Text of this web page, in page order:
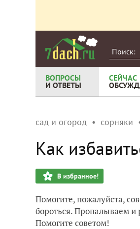
ВОПРОСЫ
И ОТВЕТЫ
СЕЙЧАС
сад и огород сорняки
Как
В избранное!
Помогите, пожалуйста,
бороться. Пропалываем и
Помогите советом!